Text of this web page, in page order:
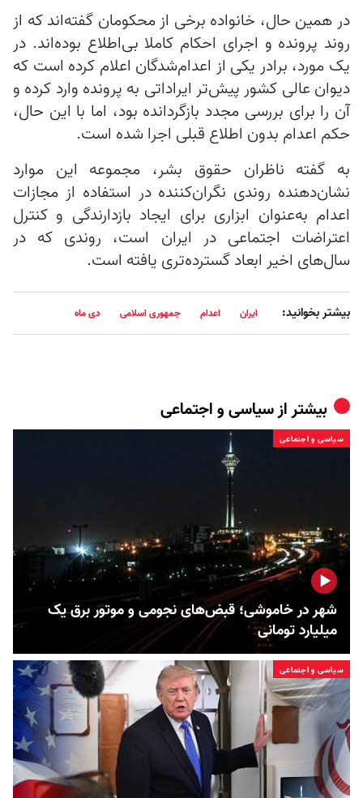
در همین حال، خانواده برخی از محکومان گفته‌اند که از
روند پرونده و اجرای احکام کاملا بی‌اطلاع بوده‌اند. در
یک مورد، برادر یکی از اعدام‌شدگان اعلام کرده است که
دیوان عالی کشور پیش‌تر ایراداتی به پرونده وارد کرده و
آن را برای بررسی مجدد بازگردانده بود، اما با این حال،
حکم اعدام بدون اطلاع قبلی اجرا شده است.
به گفته ناظران حقوق بشر، مجموعه این موارد
نشان‌دهنده روندی نگران‌کننده در استفاده از مجازات
اعدام به‌عنوان ابزاری برای ایجاد بازدارندگی و کنترل
اعتراضات اجتماعی در ایران است، روندی که در
سال‌های اخیر ابعاد گسترده‌تری یافته است.
بیشتر بخوانید: ایران اعدام جمهوری اسلامی دی ماه
بیشتر ازسیاسی و اجتماعی
سیاسی و اجتماعی
شهر در خاموشی؛ قبض‌های نجومی و موتور برق یک
میلیارد تومانی
سیاسی و اجتماعی